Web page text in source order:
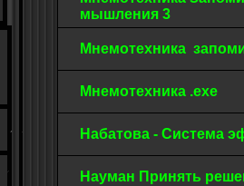
мышления 3
Мнемотехника
Мнемотехника .exe
Набатова - Cистема
Науман Принять